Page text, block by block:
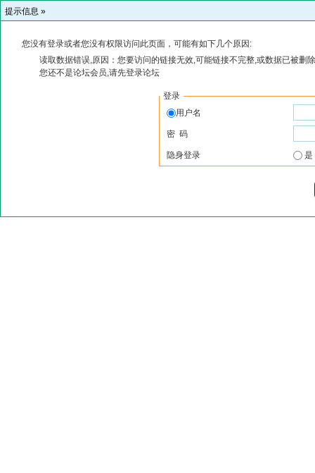
提示信息 »
您没有登录或者您没有权限访问此页面，可能有如下几个原因:
读取数据错误,原因：您要访问的链接无效,可能链接不完整,或数据已被删
您还不是论坛会员,请先登录论坛
登录
用户名
密 码
隐身登录